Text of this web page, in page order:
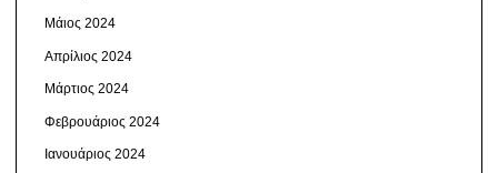
Μάιος 2024
Απρίλιος 2024
Μάρτιος 2024
Φεβρουάριος 2024
Ιανουάριος 2024